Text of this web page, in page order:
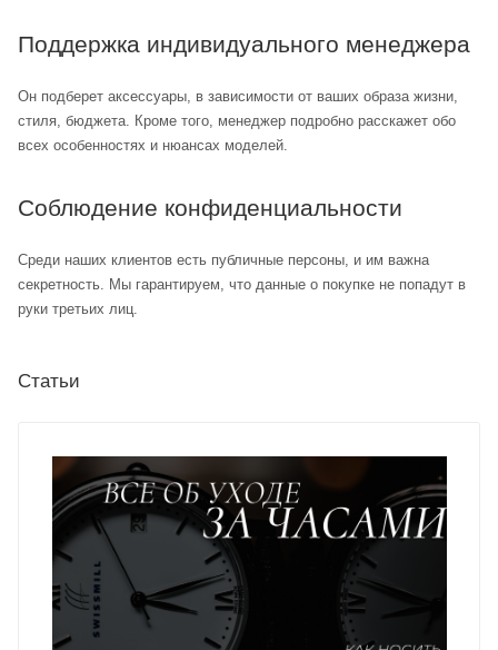
Поддержка индивидуального менеджера
Он подберет аксессуары, в зависимости от ваших образа жизни,
стиля, бюджета. Кроме того, менеджер подробно расскажет обо
всех особенностях и нюансах моделей.
Соблюдение конфиденциальности
Среди наших клиентов есть публичные персоны, и им важна
секретность. Мы гарантируем, что данные о покупке не попадут в
руки третьих лиц.
Статьи